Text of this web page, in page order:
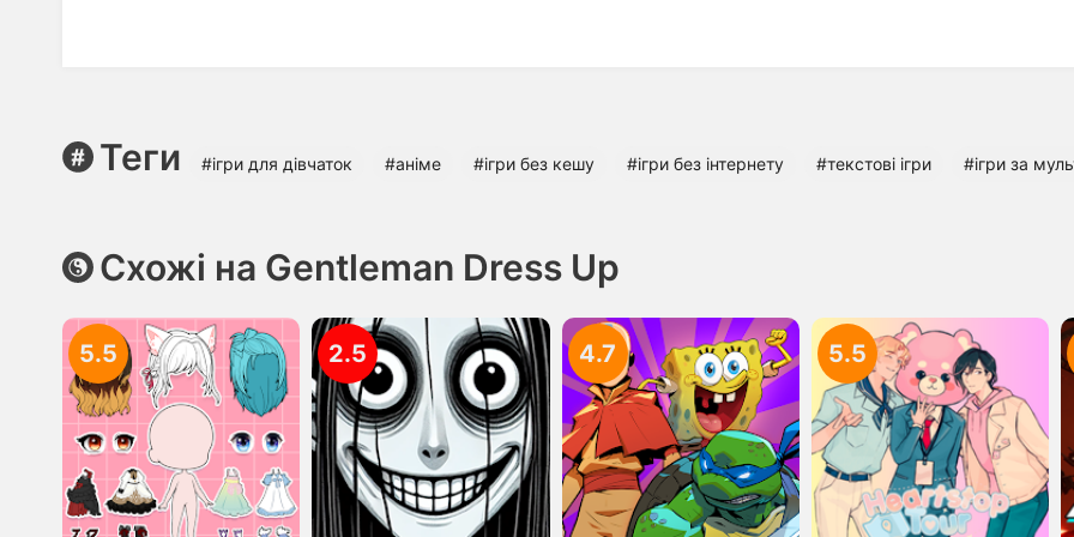
Теги #ігри для дівчаток #аніме #ігри без кешу #ігри без інтернету #текстові ігри #ігри за
Схожі на Gentleman Dress Up
5.5 2.5 4.7 5.5